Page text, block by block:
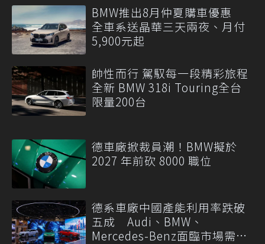
BMW推出8月仲夏購車優惠
全車系送晶華三天兩夜、月付
5,900元起
帥性而行 駕馭每一段精彩旅程
全新 BMW 318i Touring全台
限量200台
德車廠掀裁員潮！BMW擬於
2027 年前砍 8000 職位
德系車廠中國產能利用率跌破
五成 Audi、BMW、
Mercedes-Benz面臨市場需求